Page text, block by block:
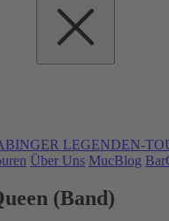
LEGENDEN-
Über Uns MucBlog
(Band)